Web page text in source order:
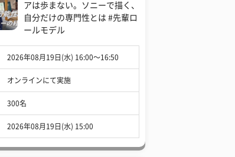
アは歩まない。ソニーで描く、
自分だけの専門性とは #先輩ロ
ールモデル
2026年08月19日(水) 16:00〜16:50
オンラインにて実施
300名
2026年08月19日(水) 15:00